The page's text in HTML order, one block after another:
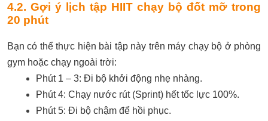
4.2. Gợi ý lịch tập HIIT chạy bộ đốt mỡ trong
20 phút
Bạn có thể thực hiện bài tập này trên máy chạy bộ ở phòng
gym hoặc chạy ngoài trời:
Phút 1 – 3: Đi bộ khởi động nhẹ nhàng.
Phút 4: Chạy nước rút (Sprint) hết tốc lực 100%.
Phút 5: Đi bộ chậm để hồi phục.